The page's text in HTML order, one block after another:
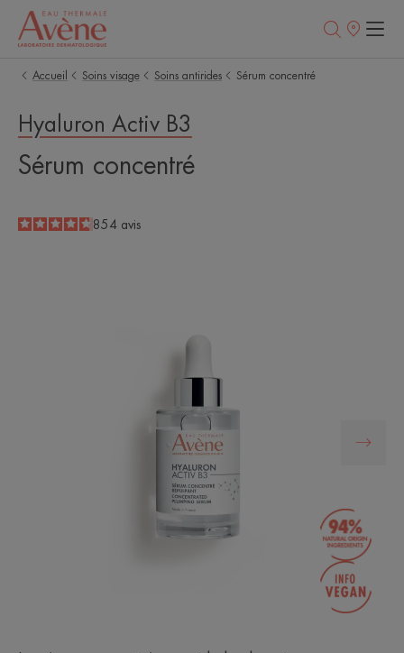
Points
Accueil
Soins visage Soins antirides Sérum concentré
Hyaluron Activ B3
Sérum concentré
4.7
/
5
854 avis